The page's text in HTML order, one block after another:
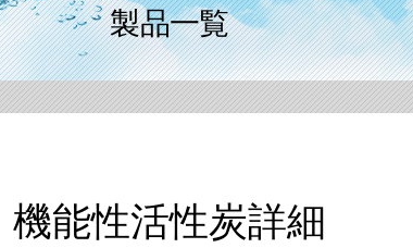
製品一覧
機能性活性炭詳細